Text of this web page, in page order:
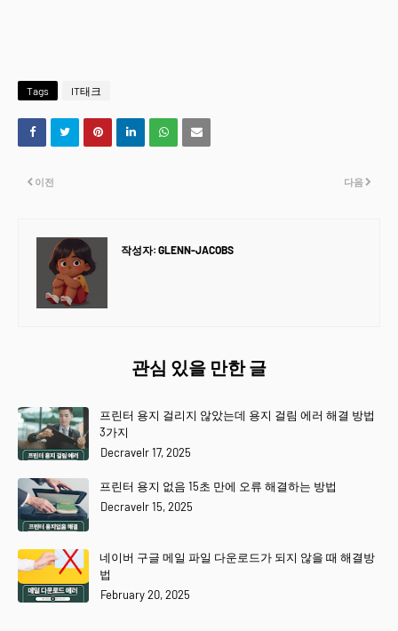
Tags IT태크
다음
이전
작성자: GLENN-JACOBS
관심 있을 만한 글
프린터 용지 걸리지 않았는데 용지 걸림 에러 해결 방법
3가지
Decravelr 17, 2025
프린터 용지 없음 15초 만에 오류 해결하는 방법
Decravelr 15, 2025
네이버 구글 메일 파일 다운로드가 되지 않을 때 해결방
법
February 20, 2025